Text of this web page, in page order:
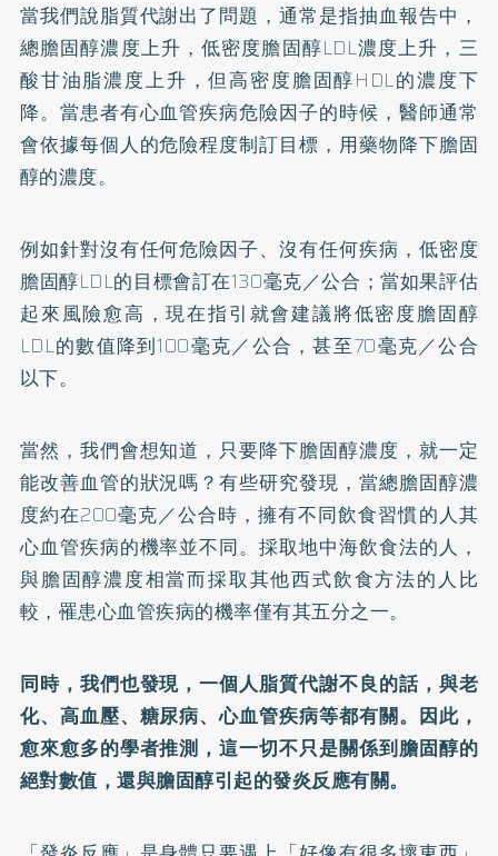
當我們說脂質代謝出了問題，通常是指抽血報告中，
總膽固醇濃度上升，低密度膽固醇LDL濃度上升，三
酸甘油脂濃度上升，但高密度膽固醇HDL的濃度下
降。當患者有心血管疾病危險因子的時候，醫師通常
會依據每個人的危險程度制訂目標，用藥物降下膽固
醇的濃度。
例如針對沒有任何危險因子、沒有任何疾病，低密度
膽固醇LDL的目標會訂在130毫克／公合；當如果評估
起來風險愈高，現在指引就會建議將低密度膽固醇
LDL的數值降到100毫克／公合，甚至70毫克／公合
以下。
當然，我們會想知道，只要降下膽固醇濃度，就一定
能改善血管的狀況嗎？有些研究發現，當總膽固醇濃
度約在200毫克／公合時，擁有不同飲食習慣的人其
心血管疾病的機率並不同。採取地中海飲食法的人，
與膽固醇濃度相當而採取其他西式飲食方法的人比
較，罹患心血管疾病的機率僅有其五分之一。
同時，我們也發現，一個人脂質代謝不良的話，與老
化、高血壓、糖尿病、心血管疾病等都有關。因此，
愈來愈多的學者推測，這一切不只是關係到膽固醇的
絕對數值，還與膽固醇引起的發炎反應有關。